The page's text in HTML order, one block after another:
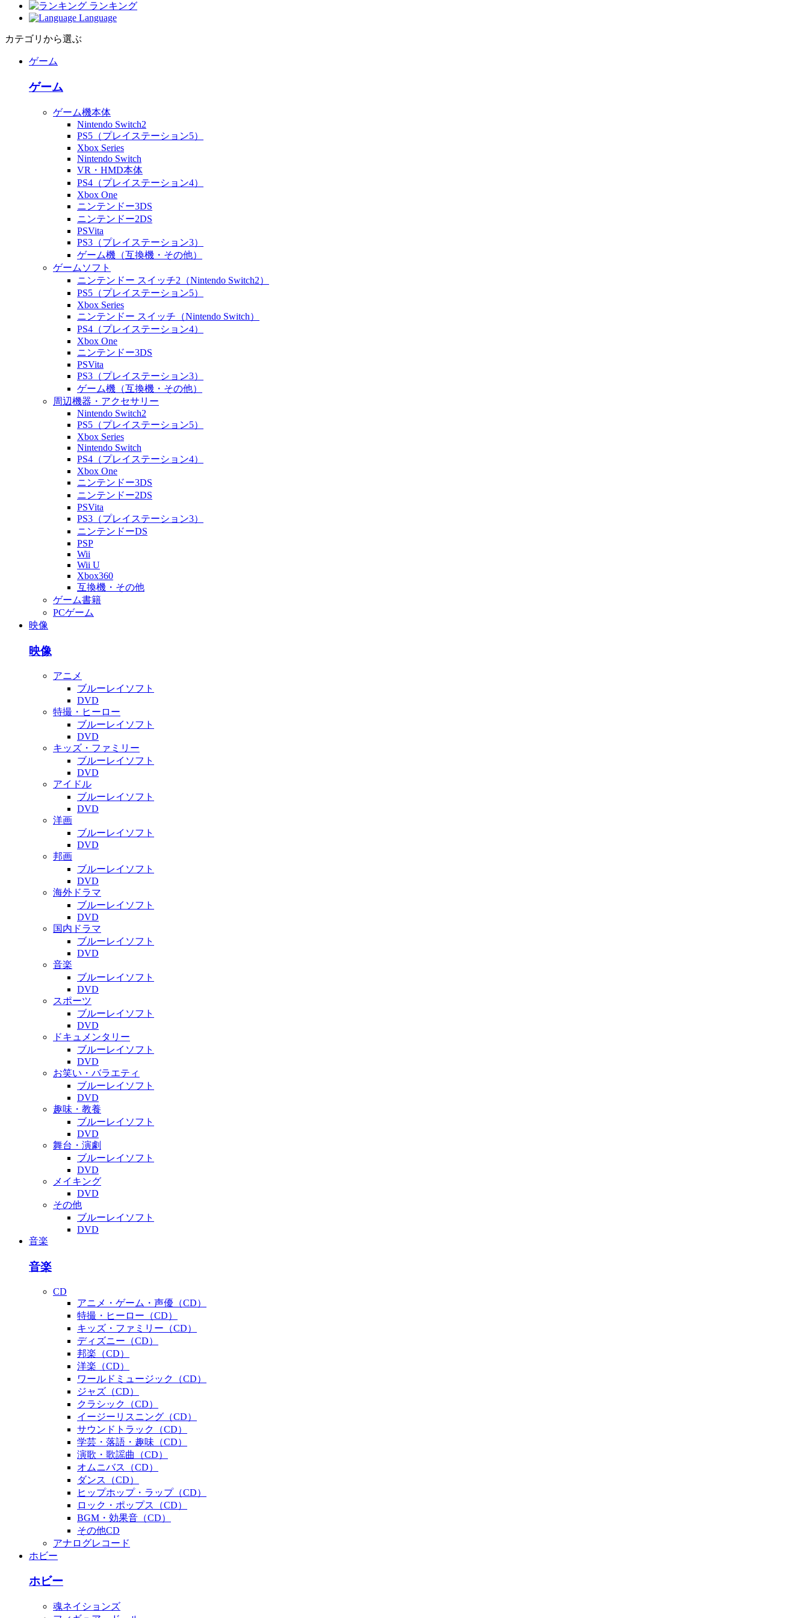
ランキング
Language
カテゴリから選ぶ
ゲーム
ゲーム
ゲーム機本体
Nintendo Switch2
PS5（プレイステーション5）
Xbox Series
Nintendo Switch
VR・HMD本体
PS4（プレイステーション4）
Xbox One
ニンテンドー3DS
ニンテンドー2DS
PSVita
PS3（プレイステーション3）
ゲーム機（互換機・その他）
ゲームソフト
ニンテンドー スイッチ2（Nintendo Switch2）
PS5（プレイステーション5）
Xbox Series
ニンテンドー スイッチ（Nintendo Switch）
PS4（プレイステーション4）
Xbox One
ニンテンドー3DS
PSVita
PS3（プレイステーション3）
ゲーム機（互換機・その他）
周辺機器・アクセサリー
Nintendo Switch2
PS5（プレイステーション5）
Xbox Series
Nintendo Switch
PS4（プレイステーション4）
Xbox One
ニンテンドー3DS
ニンテンドー2DS
PSVita
PS3（プレイステーション3）
ニンテンドーDS
PSP
Wii
Wii U
Xbox360
互換機・その他
ゲーム書籍
PCゲーム
映像
映像
アニメ
ブルーレイソフト
DVD
特撮・ヒーロー
ブルーレイソフト
DVD
キッズ・ファミリー
ブルーレイソフト
DVD
アイドル
ブルーレイソフト
DVD
洋画
ブルーレイソフト
DVD
邦画
ブルーレイソフト
DVD
海外ドラマ
ブルーレイソフト
DVD
国内ドラマ
ブルーレイソフト
DVD
音楽
ブルーレイソフト
DVD
スポーツ
ブルーレイソフト
DVD
ドキュメンタリー
ブルーレイソフト
DVD
お笑い・バラエティ
ブルーレイソフト
DVD
趣味・教養
ブルーレイソフト
DVD
舞台・演劇
ブルーレイソフト
DVD
メイキング
DVD
その他
ブルーレイソフト
DVD
音楽
音楽
CD
アニメ・ゲーム・声優（CD）
特撮・ヒーロー（CD）
キッズ・ファミリー（CD）
ディズニー（CD）
邦楽（CD）
洋楽（CD）
ワールドミュージック（CD）
ジャズ（CD）
クラシック（CD）
イージーリスニング（CD）
サウンドトラック（CD）
学芸・落語・趣味（CD）
演歌・歌謡曲（CD）
オムニバス（CD）
ダンス（CD）
ヒップホップ・ラップ（CD）
ロック・ポップス（CD）
BGM・効果音（CD）
その他CD
アナログレコード
ホビー
ホビー
魂ネイションズ